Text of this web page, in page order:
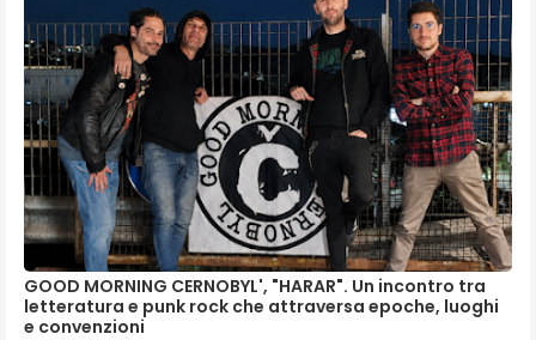
GOOD MORNING CERNOBYL', "HARAR". Un incontro tra
letteratura e punk rock che attraversa epoche, luoghi
e convenzioni